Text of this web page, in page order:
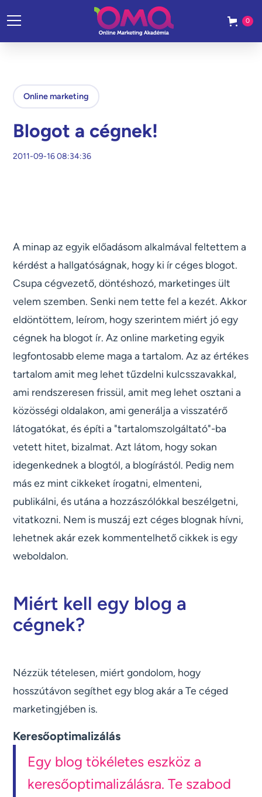
0
Online marketing
Blogot a cégnek!
2011-09-16 08:34:36
A minap az egyik előadásom alkalmával feltettem a
kérdést a hallgatóságnak, hogy ki ír céges blogot.
Csupa cégvezető, döntéshozó, marketinges ült
velem szemben. Senki nem tette fel a kezét. Akkor
eldöntöttem, leírom, hogy szerintem miért jó egy
cégnek ha blogot ír. Az online marketing egyik
legfontosabb eleme maga a tartalom. Az az értékes
tartalom amit meg lehet tűzdelni kulcsszavakkal,
ami rendszeresen frissül, amit meg lehet osztani a
közösségi oldalakon, ami generálja a visszatérő
látogatókat, és építi a "tartalomszolgáltató"-ba
vetett hitet, bizalmat. Azt látom, hogy sokan
idegenkednek a blogtól, a blogírástól. Pedig nem
más ez mint cikkeket írogatni, elmenteni,
publikálni, és utána a hozzászólókkal beszélgetni,
vitatkozni. Nem is muszáj ezt céges blognak hívni,
lehetnek akár ezek kommentelhető cikkek is egy
weboldalon.
Miért kell egy blog a
cégnek?
Nézzük tételesen, miért gondolom, hogy
hosszútávon segíthet egy blog akár a Te céged
marketingjében is.
Keresőoptimalizálás
Egy blog tökéletes eszköz a
keresőoptimalizálásra. Te szabod